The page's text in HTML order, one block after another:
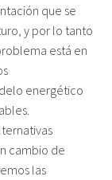
que se
y por lo tanto
está en
energético
cambio de
las